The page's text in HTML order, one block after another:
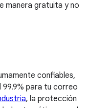
manera gratuita y no
confiables,
para tu correo
, la protección